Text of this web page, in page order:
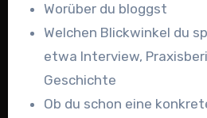
Worüber du bloggst
Welchen Blickwinkel du
etwa Interview,
Geschichte
Ob du schon eine